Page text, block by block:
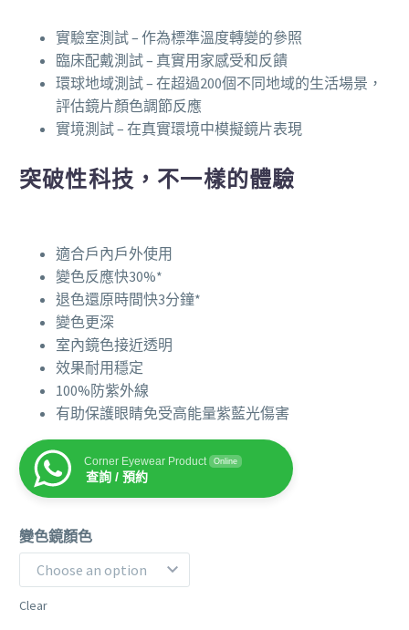
實驗室測試 – 作為標準溫度轉變的參照
臨床配戴測試 – 真實用家感受和反饋
環球地域測試 – 在超過200個不同地域的生活場景，
評估鏡片顏色調節反應
實境測試 – 在真實環境中模擬鏡片表現
突破性科技，不一樣的體驗
適合戶內戶外使用
變色反應快30%*
退色還原時間快3分鐘*
變色更深
室內鏡色接近透明
效果耐用穩定
100%防紫外線
有助保護眼睛免受高能量紫藍光傷害
Corner Eyewear Product Online
查詢 / 預約
變色鏡顏色
Choose an option
Clear